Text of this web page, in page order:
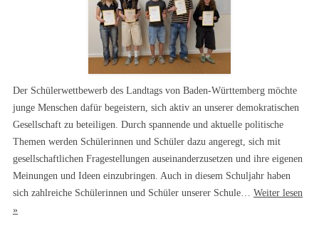
Der Schülerwettbewerb des Landtags von Baden-Württemberg möchte
junge Menschen dafür begeistern, sich aktiv an unserer demokratischen
Gesellschaft zu beteiligen. Durch spannende und aktuelle politische
Themen werden Schülerinnen und Schüler dazu angeregt, sich mit
gesellschaftlichen Fragestellungen auseinanderzusetzen und ihre eigenen
Meinungen und Ideen einzubringen. Auch in diesem Schuljahr haben
sich zahlreiche Schülerinnen und Schüler unserer Schule… Weiter lesen
»